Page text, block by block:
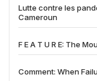
Lutte contre les
Cameroun
F E A T U R E: The
Comment: When